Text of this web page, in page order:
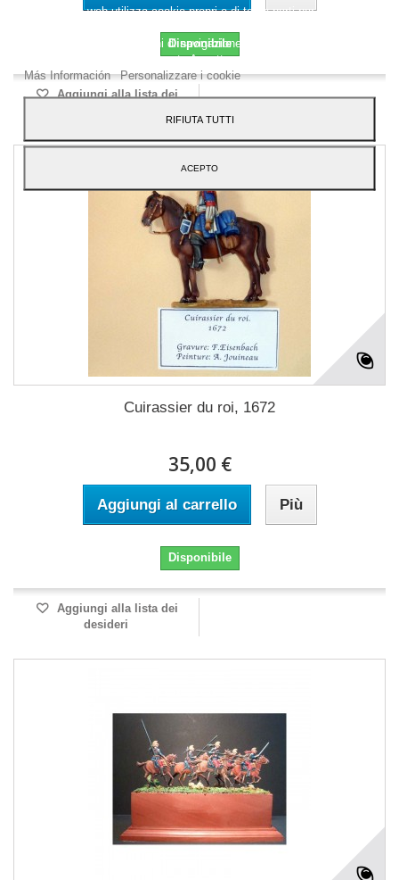
Disponibile
Aggiungi alla lista dei
Cuirassier du roi, 1672
35,00 €
Aggiungi al carrello Più
Disponibile
Aggiungi alla lista dei
desideri
Questo sito web utilizza cookie propri e di terze parti per migliorare i
analizzando le tue abitudini di navigazione. Per dare il tuo consenso
al suo utilizzo, premi il pulsante Accetto.
Más Información Personalizzare i cookie
RIFIUTA TUTTI
ACEPTO